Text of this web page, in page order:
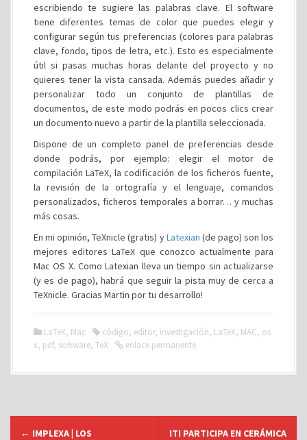
escribiendo te sugiere las palabras clave. El software
tiene diferentes temas de color que puedes elegir y
configurar según tus preferencias (colores para palabras
clave, fondo, tipos de letra, etc.). Esto es especialmente
útil si pasas muchas horas delante del proyecto y no
quieres tener la vista cansada. Además puedes añadir y
personalizar todo un conjunto de plantillas de
documentos, de este modo podrás en pocos clics crear
un documento nuevo a partir de la plantilla seleccionada.
Dispone de un completo panel de preferencias desde
donde podrás, por ejemplo: elegir el motor de
compilación LaTeX, la codificación de los ficheros fuente,
la revisión de la ortografía y el lenguaje, comandos
personalizados, ficheros temporales a borrar… y muchas
más cosas.
En mi opinión, TeXnicle (gratis) yLatexian (de pago) son los
mejores editores LaTeX que conozco actualmente para
Mac OS X. Como Latexian lleva un tiempo sin actualizarse
(y es de pago), habrá que seguir la pista muy de cerca a
TeXnicle. Gracias Martin por tu desarrollo!
LaTeX, Mac código, editor, investigación, LaTeX, MAC, os
x, pdf, software, TeX enlace permanente
← IMPLEXA | LOS
ITI PARTICIPA EN CERÁMICA